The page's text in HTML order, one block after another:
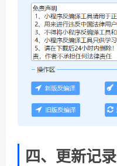
四、更新记录